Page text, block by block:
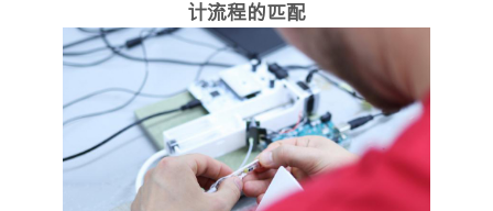
计流程的匹配